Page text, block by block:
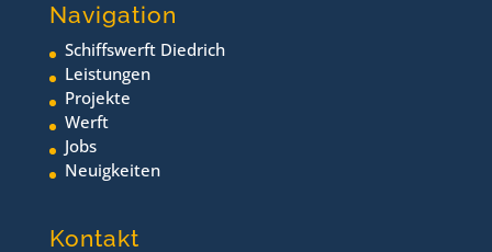
Navigation
Schiffswerft Diedrich
Leistungen
Projekte
Werft
Jobs
Neuigkeiten
Kontakt